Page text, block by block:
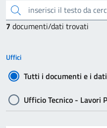
inserisci il testo da cercare
7 documenti/dati trovati
Uffici
Tutti i documenti e i dati